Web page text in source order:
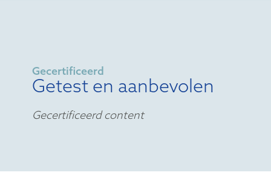
Gecertificeerd
Getest en aanbevolen
Gecertificeerd content